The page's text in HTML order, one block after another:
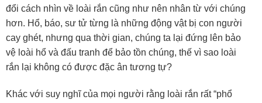
đổi cách nhìn về loài rắn cũng như nên nhân từ với chúng
hơn. Hổ, báo, sư tử từng là những động vật bị con người
cay ghét, nhưng qua thời gian, chúng ta lại đứng lên bảo
vệ loài hổ và đấu tranh để bảo tồn chúng, thế vì sao loài
rắn lại không có được đặc ân tương tự?
Khác với suy nghĩ của mọi người rằng loài rắn rất “phổ